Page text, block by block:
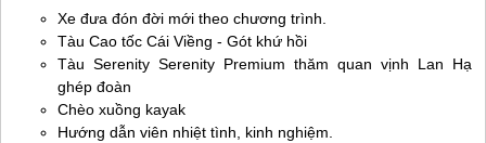
Xe đưa đón đời mới theo chương trình.
Tàu Cao tốc Cái Viềng - Gót khứ hồi
Tàu Serenity Serenity Premium thăm quan vịnh Lan Hạ
ghép đoàn
Chèo xuồng kayak
Hướng dẫn viên nhiệt tình, kinh nghiệm.